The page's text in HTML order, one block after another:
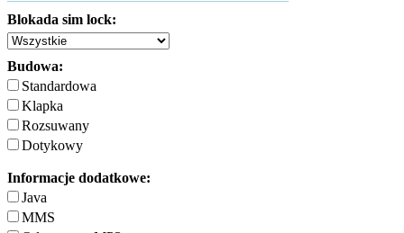
Blokada sim lock:
Budowa:
Standardowa
Klapka
Rozsuwany
Dotykowy
Informacje dodatkowe:
Java
MMS